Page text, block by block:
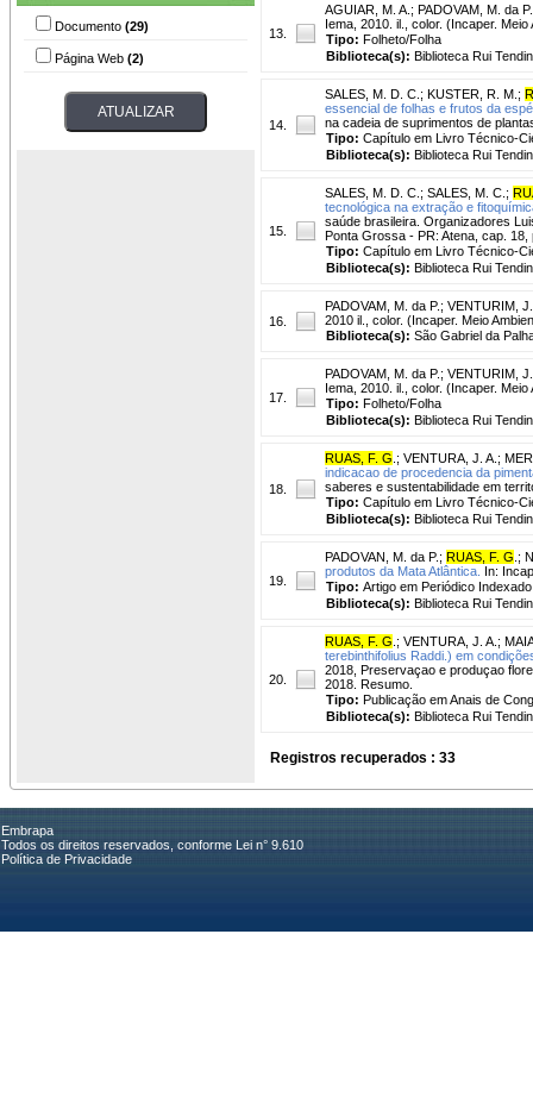
Documento (29)
Página Web (2)
13.
AGUIAR, M. A. ; PADOVAM, M. da P.
Iema, 2010. il., color. (Incaper.
Tipo: Folheto/Folha
Biblioteca(s): Biblioteca Rui
14.
SALES, M. D. C. ; KUSTER, R. M. ;
essencial de folhas e frutos da
na cadeia de suprimentos de
Tipo: Capítulo em Livro Técnico-
Biblioteca(s): Biblioteca Rui
15.
SALES, M. D. C. ; SALES, M. C. ;
tecnológica na extração e
saúde brasileira. Organizadores
Ponta Grossa - PR: Atena, cap. 18,
Tipo: Capítulo em Livro Técnico-
Biblioteca(s): Biblioteca Rui
16.
PADOVAM, M. da P. ; VENTURIM,
2010 il., color. (Incaper. Meio
Biblioteca(s): São Gabriel da
17.
PADOVAM, M. da P. ; VENTURIM,
Iema, 2010. il., color. (Incaper.
Tipo: Folheto/Folha
Biblioteca(s): Biblioteca Rui
18.
RUAS, F. G ; VENTURA, J. A. ;
indicacao de procedencia da
saberes e sustentabilidade em
Tipo: Capítulo em Livro Técnico-
Biblioteca(s): Biblioteca Rui
19.
PADOVAN, M. da P. ; RUAS, F. G ;
produtos da Mata Atlântica. In:
Tipo: Artigo em Periódico Indexado
Biblioteca(s): Biblioteca Rui
20.
RUAS, F. G ; VENTURA, J. A. ;
terebinthifolius Raddi.) em
2018, Preservaçao e produçao
2018. Resumo.
Tipo: Publicação em Anais de
Biblioteca(s): Biblioteca Rui
Registros recuperados : 33
Embrapa
Todos os direitos reservados, conforme Lei n° 9.610
Política de Privacidade